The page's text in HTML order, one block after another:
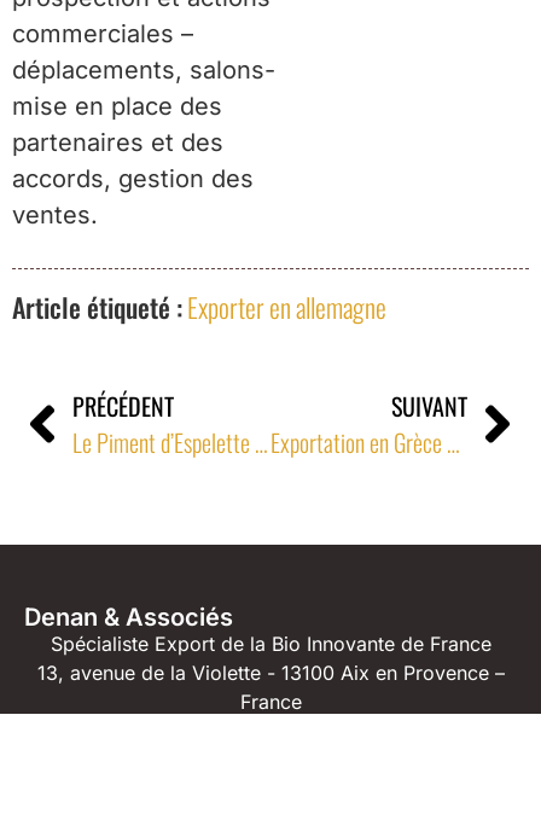
commerciales –
déplacements, salons-
mise en place des
partenaires et des
accords, gestion des
ventes.
Article étiqueté :Exporter en allemagne
PRÉCÉDENT
Le Piment d’Espelette AOC réchauffe les cuisines Scandinaves et relève celles du plat pays
SUIVANT
Exportation en Grèce de produits surgelés biologiques
Denan & Associés
Spécialiste Export de la Bio Innovante de France
13, avenue de la Violette - 13100 Aix en Provence –
France